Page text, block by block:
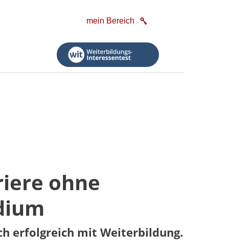
mein Bereich
ohne
erfolgreich mit Weiterbildung.